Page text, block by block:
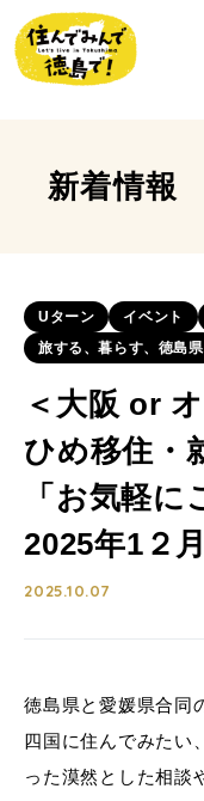
新着情報
Uターン イベント
旅する、暮らす、徳島県
＜大阪 or
ひめ移住・
「お気軽に
2025年1２
2025.10.07
徳島県と愛媛県合同
四国に住んでみたい
った漠然とした相談